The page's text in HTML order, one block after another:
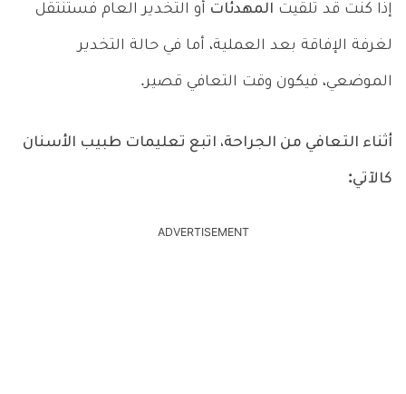
إذا كنت قد تلقيت المهدئات أو التخدير العام فستنتقل
لغرفة الإفاقة بعد العملية، أما في حالة التخدير
الموضعي، فيكون وقت التعافي قصير.
أثناء التعافي من الجراحة، اتبع تعليمات طبيب الأسنان
كالآتي:
ADVERTISEMENT